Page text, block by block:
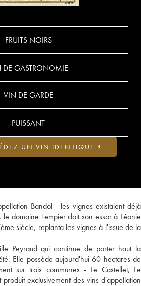
Bandol - les vignes existaient déjà
domaine Tempier doit son essor à Léonie
siècle, replanta les vignes à l'issue de la
Peyraud qui continue de porter haut la
Elle possède aujourd'hui 60 hectares de
sur trois communes - Le Castellet, Le
exclusivement des vins d'appellation
FRUITS NOIRS
DE GASTRONOMIE
VIN DE GARDE
PUISSANT
UN VIN IDENTIQUE ?